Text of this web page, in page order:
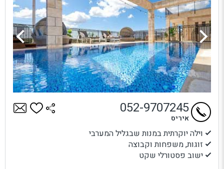
וילה יוקרתית במנות שבגליל המערבי
זוגות, משפחות וקבוצה
ישוב פסטורלי שקט
052-9707245
איריס